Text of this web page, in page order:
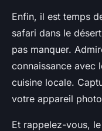
Enfin, il est temps
safari dans le
pas manquer.
connaissance avec
cuisine locale.
votre appareil
Et rappelez-vous,